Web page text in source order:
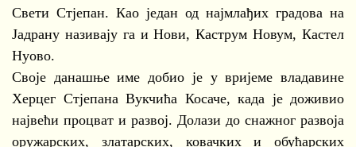
Свети Стјепан. Као један од најмлађих градова на
Јадрану називају га и Нови, Каструм Новум, Кастел
Нуово.
Своје данашње име добио је у вријеме владавине
Херцег Стјепана Вукчића Косаче, када је доживио
највећи процват и развој. Долази до снажног развоја
оружарских, златарских, ковачких и обућарских